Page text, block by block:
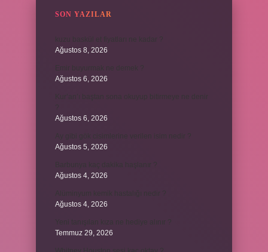
SON YAZILAR
Ağustos 8, 2026
Ağustos 6, 2026
Ağustos 6, 2026
Ağustos 5, 2026
Ağustos 4, 2026
Ağustos 4, 2026
Temmuz 29, 2026